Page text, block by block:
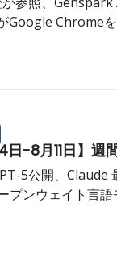
Google Chromeを
大AIニュースが多
-8月11日】週
5公開、Claude
プンウェイト言語
多数!!️》